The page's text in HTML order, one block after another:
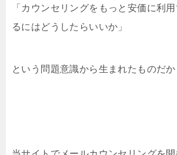
「カウンセリングをもっと安価に利
るにはどうしたらいいか」
という問題意識から生まれたものだか